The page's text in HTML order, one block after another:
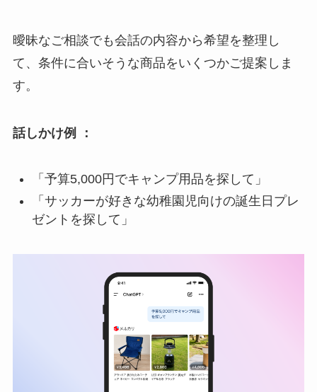
曖昧なご相談でも会話の内容から希望を整理し
て、条件に合いそうな商品をいくつかご提案しま
す。
話しかけ例 ：
「予算5,000円でキャンプ用品を探して」
「サッカーが好きな幼稚園児向けの誕生日プレ
ゼントを探して」